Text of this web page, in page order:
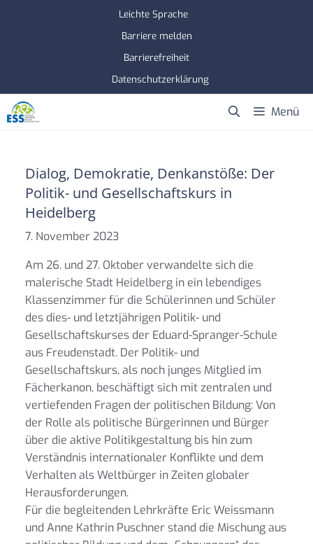
Leichte Sprache
Barriere melden
Barrierefreiheit
Datenschutzerklärung
Menü
Dialog, Demokratie, Denkanstöße: Der
Politik- und Gesellschaftskurs in
Heidelberg
7. November 2023
Am 26. und 27. Oktober verwandelte sich die
malerische Stadt Heidelberg in ein lebendiges
Klassenzimmer für die Schülerinnen und Schüler
des dies- und letztjährigen Politik- und
Gesellschaftskurses der Eduard-Spranger-Schule
aus Freudenstadt. Der Politik- und
Gesellschaftskurs, als noch junges Mitglied im
Fächerkanon, beschäftigt sich mit zentralen und
vertiefenden Fragen der politischen Bildung: Von
der Rolle als politische Bürgerinnen und Bürger
über die aktive Politikgestaltung bis hin zum
Verständnis internationaler Konflikte und dem
Verhalten als Weltbürger in Zeiten globaler
Herausforderungen.
Für die begleitenden Lehrkräfte Eric Weissmann
und Anne Kathrin Puschner stand die Mischung aus